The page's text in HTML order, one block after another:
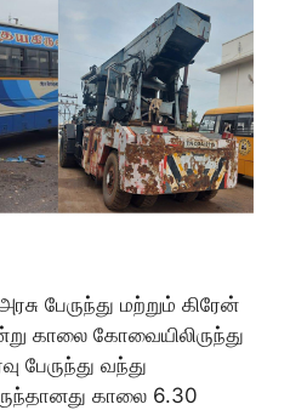
பேருந்து மற்றும் கிரேன்
காலை கோவையிலிருந்து
பேருந்து வந்து
காலை 6.30